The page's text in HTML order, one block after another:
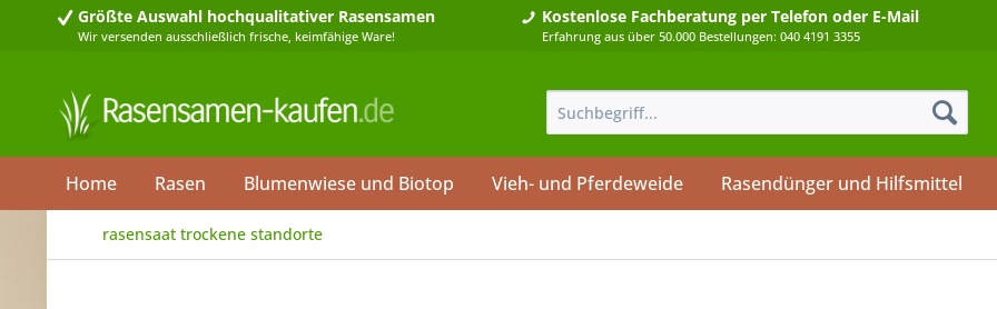
Größte Auswahl hochqualitativer Rasensamen
Wir versenden ausschließlich frische, keimfähige Ware!
Kostenlose Fachberatung per Telefon oder E-Mail
Erfahrung aus über 50.000 Bestellungen: 040 4191 3355
Home Rasen Blumenwiese und Biotop Vieh- und Pferdeweide Rasendünger und Hilfsmittel
rasensaat trockene standorte